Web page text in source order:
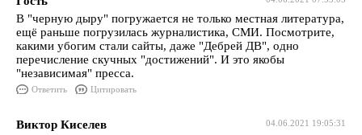
В "черную дыру" погружается не только местная литература,
ещё раньше погрузилась журналистика, СМИ. Посмотрите,
какими убогим стали сайты, даже "Дебрей ДВ", одно
перечисление скучных "достижений". И это якобы
"независимая" пресса.
Ответить Цитировать
04.06.2021 19:05:31
Виктор Киселев